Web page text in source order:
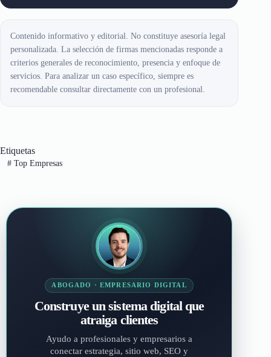
Contenido informativo y editorial. No constituye asesoría legal
personalizada. La selección de firmas mencionadas responde a
criterios generales de reconocimiento, presencia y enfoque de
servicios. Para analizar un caso específico, siempre es
recomendable consultar directamente con un profesional.
Etiquetas
#Top Empresas
ABOGADO · EMPRESARIO DIGITAL
Construye un sistema digital que
atraiga clientes
Ayudo a profesionales y empresarios a
conectar estrategia, sitio web, SEO y